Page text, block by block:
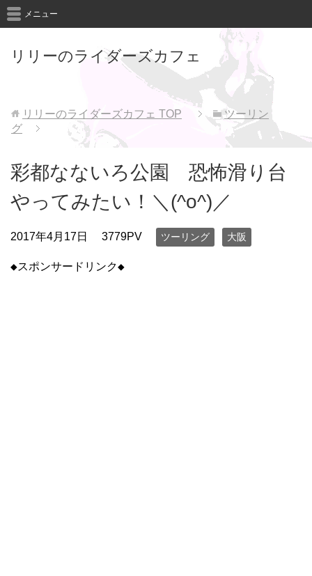
リリーのライダーズカフェ
メニュー
リリーのライダーズカフェ TOP
ツーリン
グ
彩都なないろ公園 恐怖滑り台
やってみたい！＼(^o^)／
2017年4月17日 3779PV ツーリング 大阪
◆スポンサードリンク◆